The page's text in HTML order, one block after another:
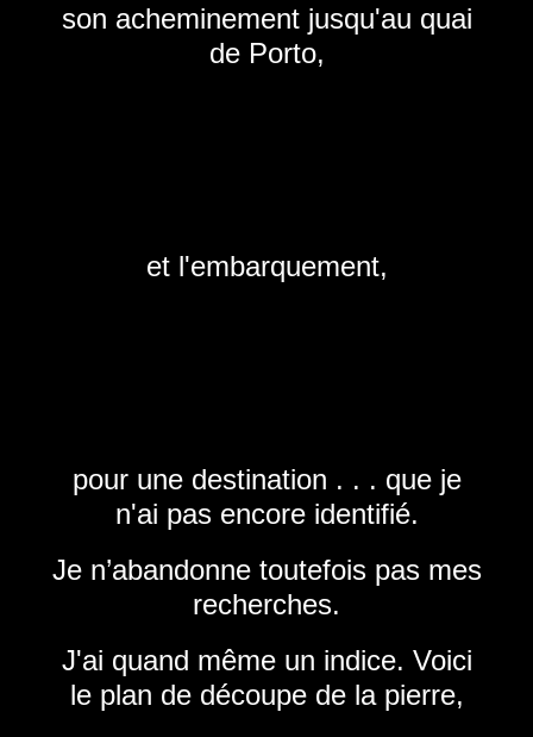
son acheminement jusqu'au quai
de Porto,
et l'embarquement,
pour une destination . . . que je
n'ai pas encore identifié.
Je n’abandonne toutefois pas mes
recherches.
J'ai quand même un indice. Voici
le plan de découpe de la pierre,